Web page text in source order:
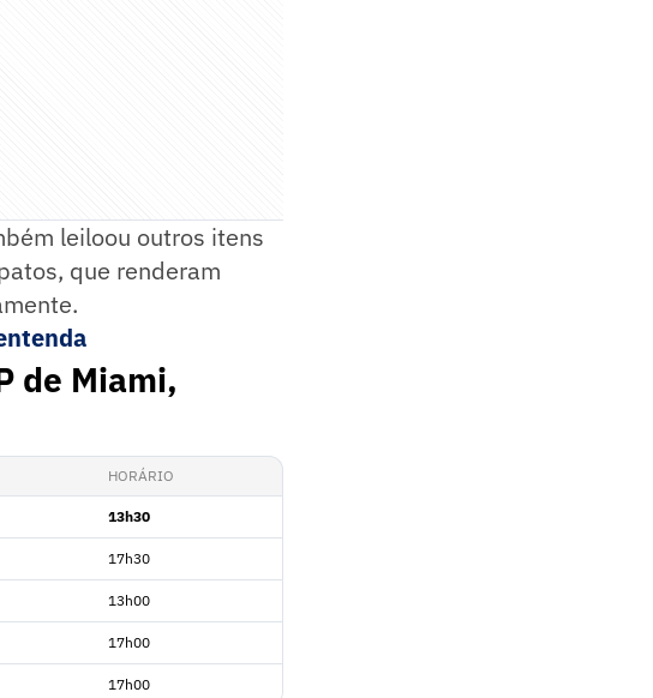
leiloou outros itens
que renderam
de Miami,
HORÁRIO
13h30
17h30
13h00
17h00
17h00